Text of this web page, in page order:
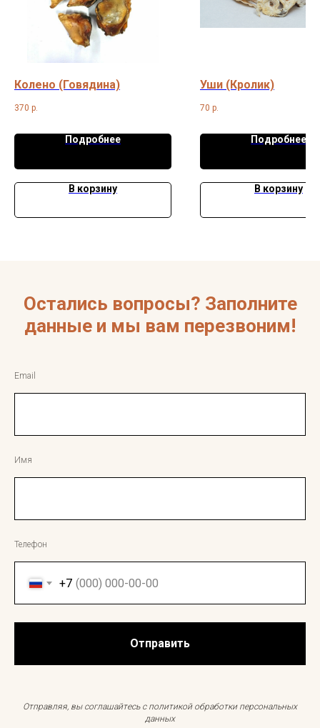
Колено (Говядина)
370 р.
Подробнее
В корзину
Уши (Кролик)
70 р.
Подробнее
В корзину
Остались вопросы? Заполните
данные и мы вам перезвоним!
Email
Имя
Телефон
+7
Отправить
Отправляя, вы соглашайтесь с политикой обработки персональных
данных